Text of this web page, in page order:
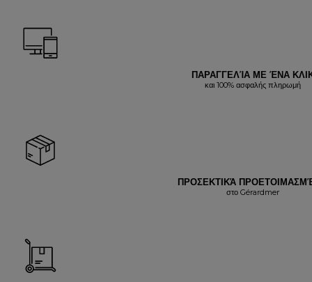
ΠΑΡΑΓΓΕΛΊΑ ΜΕ ΈΝΑ
και 100% ασφαλής πληρωμή
ΠΡΟΣΕΚΤΙΚΆ
στο Gérardmer